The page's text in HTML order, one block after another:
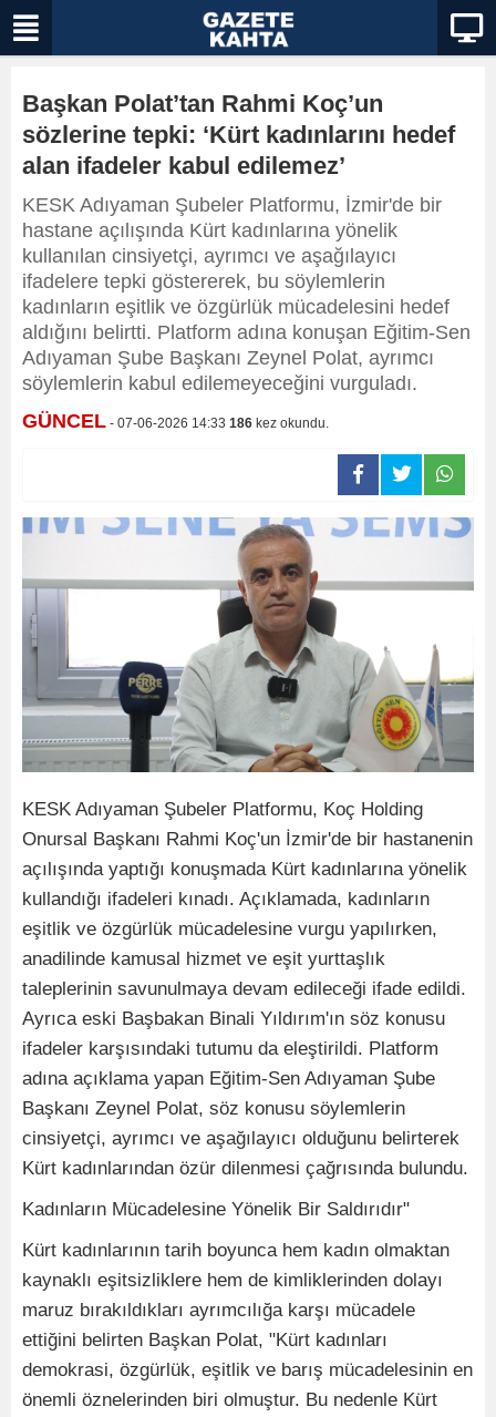
Başkan Polat’tan Rahmi Koç’un
sözlerine tepki: ‘Kürt kadınlarını hedef
alan ifadeler kabul edilemez’
KESK Adıyaman Şubeler Platformu, İzmir'de bir
hastane açılışında Kürt kadınlarına yönelik
kullanılan cinsiyetçi, ayrımcı ve aşağılayıcı
ifadelere tepki göstererek, bu söylemlerin
kadınların eşitlik ve özgürlük mücadelesini hedef
aldığını belirtti. Platform adına konuşan Eğitim-Sen
Adıyaman Şube Başkanı Zeynel Polat, ayrımcı
söylemlerin kabul edilemeyeceğini vurguladı.
GÜNCEL - 07-06-2026 14:33 186 kez okundu.
KESK Adıyaman Şubeler Platformu, Koç Holding
Onursal Başkanı Rahmi Koç'un İzmir'de bir hastanenin
açılışında yaptığı konuşmada Kürt kadınlarına yönelik
kullandığı ifadeleri kınadı. Açıklamada, kadınların
eşitlik ve özgürlük mücadelesine vurgu yapılırken,
anadilinde kamusal hizmet ve eşit yurttaşlık
taleplerinin savunulmaya devam edileceği ifade edildi.
Ayrıca eski Başbakan Binali Yıldırım'ın söz konusu
ifadeler karşısındaki tutumu da eleştirildi. Platform
adına açıklama yapan Eğitim-Sen Adıyaman Şube
Başkanı Zeynel Polat, söz konusu söylemlerin
cinsiyetçi, ayrımcı ve aşağılayıcı olduğunu belirterek
Kürt kadınlarından özür dilenmesi çağrısında bulundu.
Kadınların Mücadelesine Yönelik Bir Saldırıdır"
Kürt kadınlarının tarih boyunca hem kadın olmaktan
kaynaklı eşitsizliklere hem de kimliklerinden dolayı
maruz bırakıldıkları ayrımcılığa karşı mücadele
ettiğini belirten Başkan Polat, "Kürt kadınları
demokrasi, özgürlük, eşitlik ve barış mücadelesinin en
önemli öznelerinden biri olmuştur. Bu nedenle Kürt